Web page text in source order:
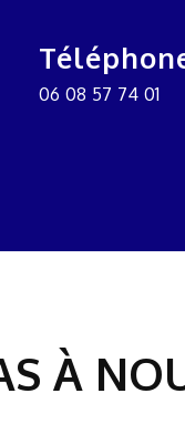
06 08 57 74 01
À